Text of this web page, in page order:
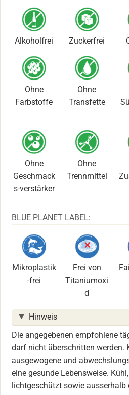
Alkoholfrei Zuckerfrei
Ohne
Farbstoffe
Ohne
Transfette
Ohne
Geschmack
s-verstärker
Ohne
Trennmittel
BLUE PLANET LABEL:
Mikroplastik
-frei
Frei von
Titaniumoxi
d
Hinweis
Die angegebenen empfohlene
darf nicht überschritten werden.
ausgewogene und
eine gesunde Lebensweise.
lichtgeschützt sowie ausserhalb